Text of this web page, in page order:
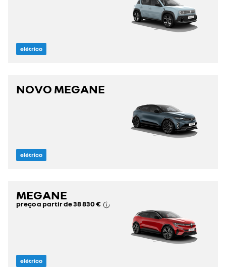
elétrico
NOVO MEGANE
elétrico
MEGANE
preço a partir de38 830 €
elétrico